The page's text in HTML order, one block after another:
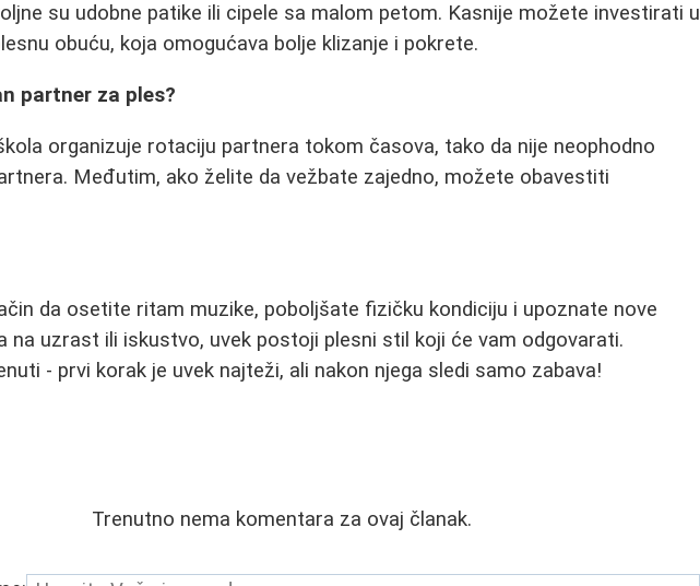
su udobne patike ili cipele sa malom petom. Kasnije možete investirati u
obuću, koja omogućava bolje klizanje i pokrete.
partner za ples?
organizuje rotaciju partnera tokom časova, tako da nije neophodno
Međutim, ako želite da vežbate zajedno, možete obavestiti
da osetite ritam muzike, poboljšate fizičku kondiciju i upoznate nove
na uzrast ili iskustvo, uvek postoji plesni stil koji će vam odgovarati.
- prvi korak je uvek najteži, ali nakon njega sledi samo zabava!
Trenutno nema komentara za ovaj članak.